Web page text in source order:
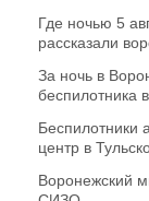
Где ночью 5
рассказали
За ночь в
беспилотника
Беспилотники
центр в
Воронежский